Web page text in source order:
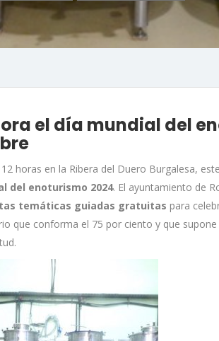
el día mundial del
horas en la Ribera del Duero Burgalesa,
del enoturismo 2024. El ayuntamiento de
temáticas guiadas gratuitas para
que conforma el 75 por ciento y que supone